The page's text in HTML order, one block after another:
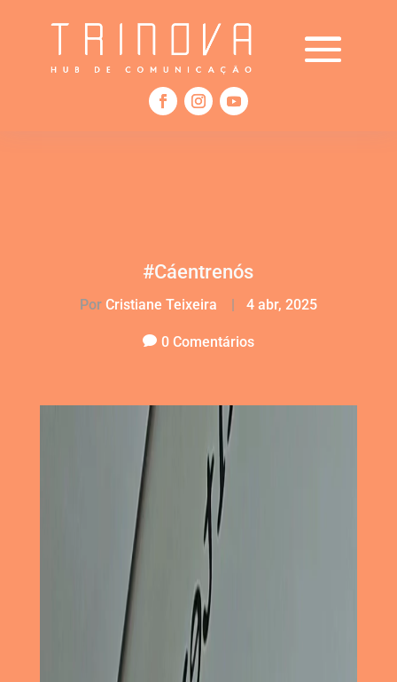
#Cáentrenós
Por Cristiane Teixeira | 4 abr, 2025
0 Comentários